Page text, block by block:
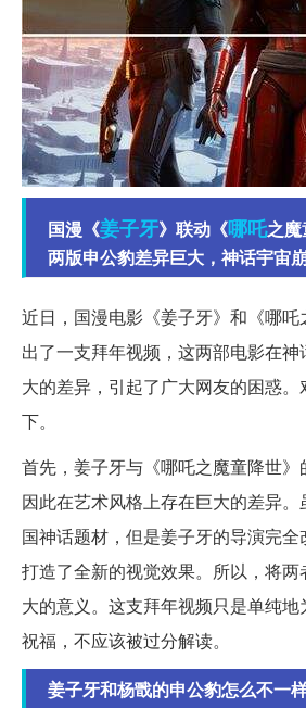
国漫《姜子牙》联动《哪吒之魔
两版申公豹差异巨大，神话宇宙
近日，国漫电影《姜子牙》和《哪
出了一支拜年视频，这两部电影在
大的差异，引起了广大网友的困惑
下。
首先，姜子牙与《哪吒之魔童降世》
因此在艺术风格上存在巨大的差异
国神话题材，但是姜子牙的导演完全
打造了全新的视觉效果。所以，将
大的意义。这支拜年视频只是单纯
祝福，不应该被过分解读。
姜子牙和杨戬的申公豹怎么不一